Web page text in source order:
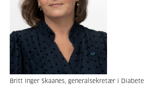
Britt Inger Skaanes, generalsekretær i